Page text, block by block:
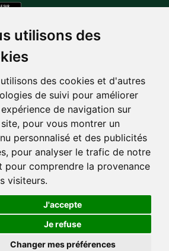
utilisons des
des cookies et d'autres
de suivi pour améliorer
de navigation sur
pour vous montrer un
personnalisé et des publicités
pour analyser le trafic de notre
pour comprendre la provenance
visiteurs.
J'accepte
Je refuse
Changer mes préférences
Paiement sécurisé
Suivez-nous sur